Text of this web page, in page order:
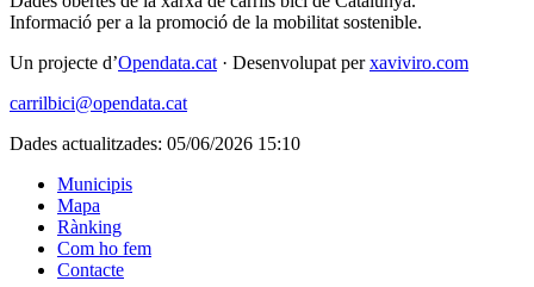
Informació per a la promoció de la mobilitat sostenible.
Un projecte d’Opendata.cat · Desenvolupat perxaviviro.com
carrilbici@opendata.cat
Dades actualitzades: 05/06/2026 15:10
Municipis
Mapa
Rànking
Com ho fem
Contacte